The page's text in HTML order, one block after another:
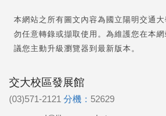
本網站之所有圖文內容為國立陽明交通
勿任意轉錄或擷取使用。為維護您在本
議您主動升級瀏覽器到最新版本。
交大校區發展館
(03)571-2121 分機： 52629